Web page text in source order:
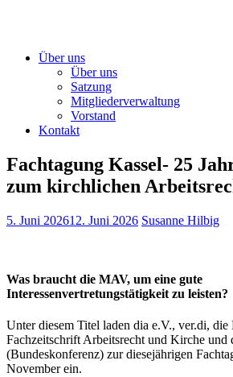
Über uns
Über uns
Satzung
Mitgliederverwaltung
Vorstand
Kontakt
Fachtagung Kassel- 25
zum kirchlichen
5. Juni 202612. Juni 2026 Susanne Hilbig
Was braucht die MAV, um eine gute
Interessenvertretungstätigkeit zu leisten?
Unter diesem Titel laden dia e.V., ver.di, die
Fachzeitschrift Arbeitsrecht und Kirche und
(Bundeskonferenz) zur diesejährigen
November ein.